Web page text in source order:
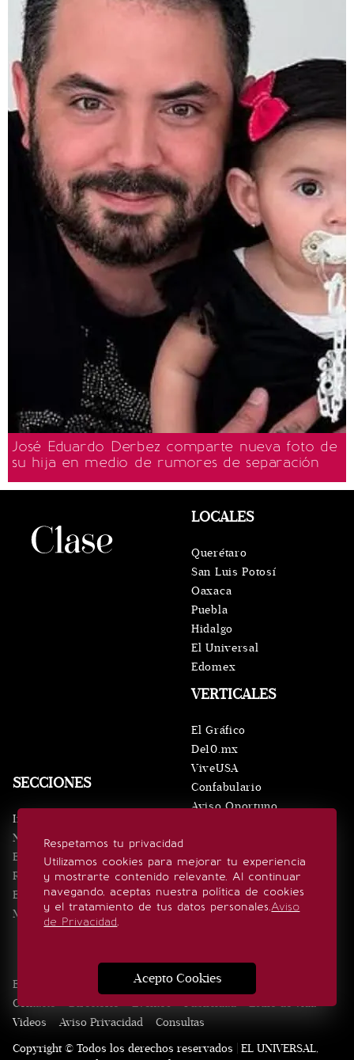
José Eduardo Derbez comparte nueva foto de
su hija en medio de rumores de separación
Respetamos tu privacidad
Utilizamos cookies para mejorar tu experiencia
y mostrarte contenido relevante. Al continuar
navegando, aceptas nuestra política de cookies
y el tratamiento de tus datos personales.Aviso
de Privacidad.
Acepto Cookies
SECCIONES
Inicio
Noticias
Eventos
Realeza
Estilo de vida
Minuto x Minuto
VERTICALES
El Gráfico
De10.mx
ViveUSA
Confabulario
Aviso Oportuno
LOCALES
Querétaro
San Luis Potosí
Oaxaca
Puebla
Hidalgo
El Universal
Edomex
SÍGUENOS
Edición Impresa Noticias Quiénes somos
Contacto
Directorio Eventos Publicidad
Estilo de vida
Videos
Aviso Privacidad
Consultas
Copyright © Todos los derechos reservados | EL UNIVERSAL,